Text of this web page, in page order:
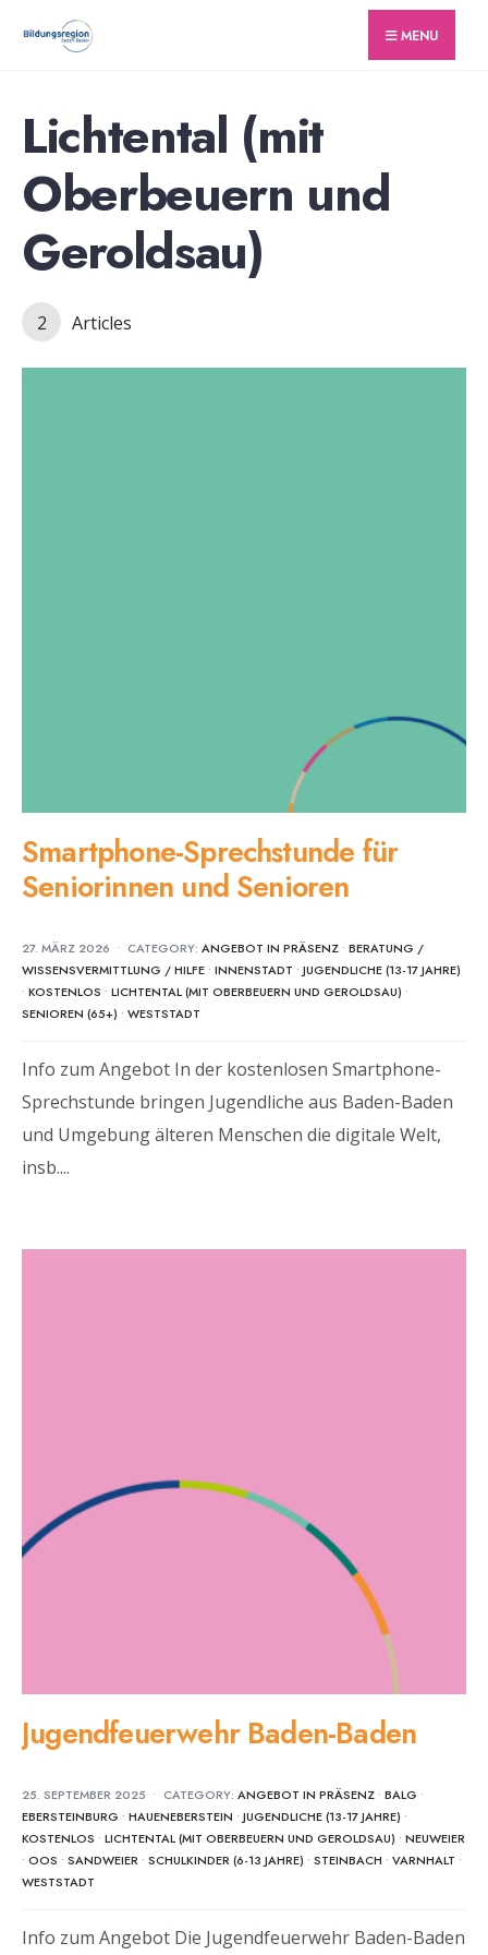
MENU
Lichtental (mit
Oberbeuern und
Geroldsau)
2 Articles
Smartphone-Sprechstunde für
Seniorinnen und Senioren
27. MÄRZ 2026 • CATEGORY: ANGEBOT IN PRÄSENZ • BERATUNG /
WISSENSVERMITTLUNG / HILFE • INNENSTADT •JUGENDLICHE (13-17 JAHRE)
• KOSTENLOS • LICHTENTAL (MIT OBERBEUERN UND GEROLDSAU) •
SENIOREN (65+) • WESTSTADT
Info zum Angebot In der kostenlosen Smartphone-
Sprechstunde bringen Jugendliche aus Baden-Baden
und Umgebung älteren Menschen die digitale Welt,
insb....
Jugendfeuerwehr Baden-Baden
25. SEPTEMBER 2025 • CATEGORY: ANGEBOT IN PRÄSENZ • BALG •
EBERSTEINBURG • HAUENEBERSTEIN •JUGENDLICHE (13-17 JAHRE) •
KOSTENLOS • LICHTENTAL (MIT OBERBEUERN UND GEROLDSAU) • NEUWEIER
• OOS • SANDWEIER • SCHULKINDER (6-13 JAHRE) • STEINBACH • VARNHALT •
WESTSTADT
Info zum Angebot Die Jugendfeuerwehr Baden-Baden